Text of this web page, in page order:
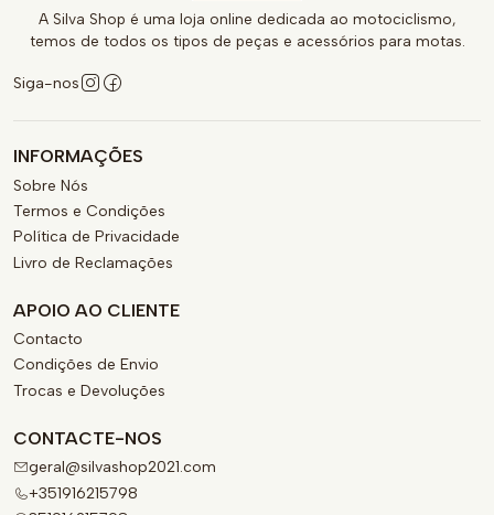
A Silva Shop é uma loja online dedicada ao motociclismo,
temos de todos os tipos de peças e acessórios para motas.
Siga-nos
INFORMAÇÕES
Sobre Nós
Termos e Condições
Política de Privacidade
Livro de Reclamações
APOIO AO CLIENTE
Contacto
Condições de Envio
Trocas e Devoluções
CONTACTE-NOS
geral@silvashop2021.com
+351916215798